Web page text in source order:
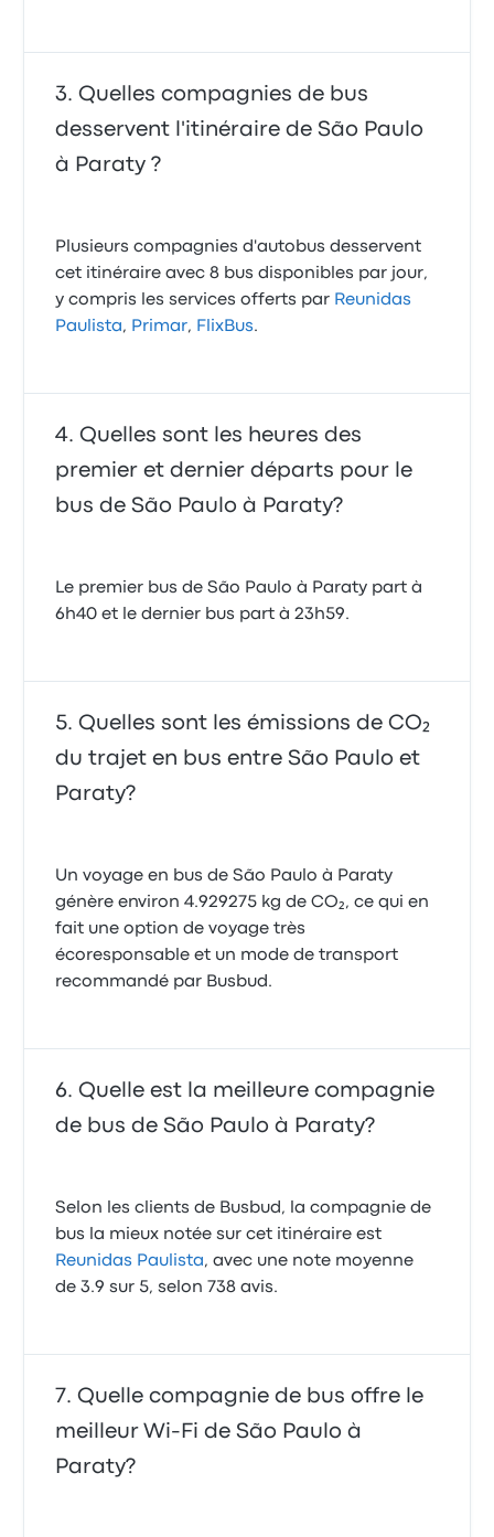
Quelles compagnies de bus
desservent l'itinéraire de São Paulo
à Paraty ?
Plusieurs compagnies d'autobus desservent
cet itinéraire avec 8 bus disponibles par jour,
y compris les services offerts par Reunidas
Paulista, Primar, FlixBus.
Quelles sont les heures des
premier et dernier départs pour le
bus de São Paulo à Paraty?
Le premier bus de São Paulo à Paraty part à
6h40 et le dernier bus part à 23h59.
Quelles sont les émissions de CO₂
du trajet en bus entre São Paulo et
Paraty?
Un voyage en bus de São Paulo à Paraty
génère environ 4.929275 kg de CO₂, ce qui en
fait une option de voyage très
écoresponsable et un mode de transport
recommandé par Busbud.
Quelle est la meilleure compagnie
de bus de São Paulo à Paraty?
Selon les clients de Busbud, la compagnie de
bus la mieux notée sur cet itinéraire est
Reunidas Paulista, avec une note moyenne
de 3.9 sur 5, selon 738 avis.
Quelle compagnie de bus offre le
meilleur Wi-Fi de São Paulo à
Paraty?